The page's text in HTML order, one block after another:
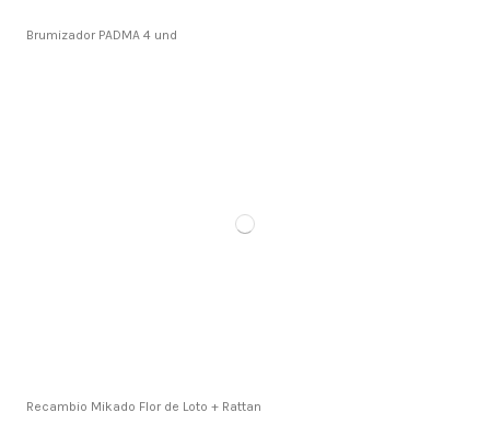
Brumizador PADMA 4 und
Recambio Mikado Flor de Loto + Rattan